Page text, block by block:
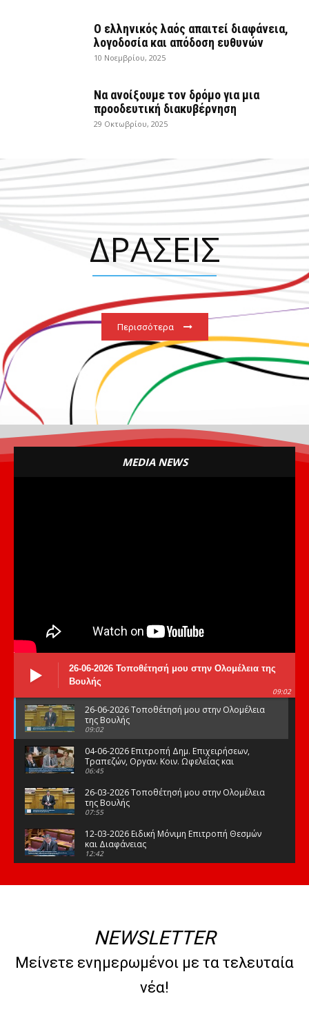
Ο ελληνικός λαός απαιτεί διαφάνεια,
λογοδοσία και απόδοση ευθυνών
10 Νοεμβρίου, 2025
Να ανοίξουμε τον δρόμο για μια
προοδευτική διακυβέρνηση
29 Οκτωβρίου, 2025
ΔΡΑΣΕΙΣ
Περισσότερα
MEDIA NEWS
26-06-2026 Τοποθέτησή μου στην Ολομέλεια της
Βουλής
09:02
26-06-2026 Τοποθέτησή μου στην Ολομέλεια
της Βουλής
09:02
04-06-2026 Επιτροπή Δημ. Επιχειρήσεων,
Τραπεζών, Οργαν. Κοιν. Ωφελείας και
Φορέων Κοινων. Ασφάλισης
06:45
26-03-2026 Τοποθέτησή μου στην Ολομέλεια
της Βουλής
07:55
12-03-2026 Ειδική Μόνιμη Επιτροπή Θεσμών
και Διαφάνειας
12:42
της Βουλής
08:47
10-02-2026 Διαρκής Επιτροπή Μορφωτικών
Υποθέσεων
NEWSLETTER
Μείνετε ενημερωμένοι με τα τελευταία
νέα!